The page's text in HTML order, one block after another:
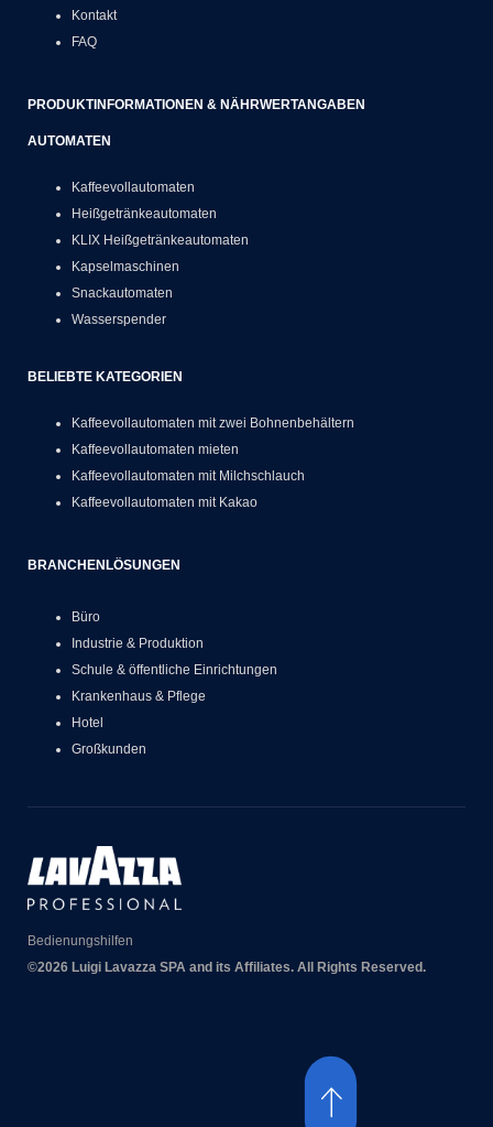
Kontakt
FAQ
PRODUKTINFORMATIONEN & NÄHRWERTANGABEN
AUTOMATEN
Kaffeevollautomaten
Heißgetränkeautomaten
KLIX Heißgetränkeautomaten
Kapselmaschinen
Snackautomaten
Wasserspender
BELIEBTE KATEGORIEN
Kaffeevollautomaten mit zwei Bohnenbehältern
Kaffeevollautomaten mieten
Kaffeevollautomaten mit Milchschlauch
Kaffeevollautomaten mit Kakao
BRANCHENLÖSUNGEN
Büro
Industrie & Produktion
Schule & öffentliche Einrichtungen
Krankenhaus & Pflege
Hotel
Großkunden
Bedienungshilfen
©2026 Luigi Lavazza SPA and its Affiliates. All Rights Reserved.